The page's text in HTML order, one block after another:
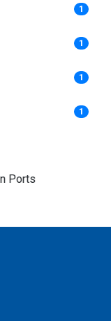
1
1
1
1